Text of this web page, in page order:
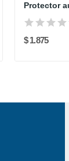
$ 1.875